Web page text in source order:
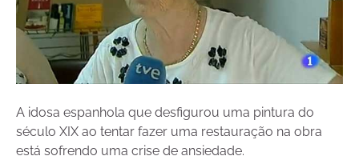
A idosa espanhola que desfigurou uma pintura do
século XIX ao tentar fazer uma restauração na obra
está sofrendo uma crise de ansiedade.